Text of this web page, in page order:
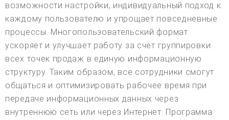
возможности настройки, индивидуальный подход к
каждому пользователю и упрощает повседневные
процессы. Многопользовательский формат
ускоряет и улучшает работу за счет группировки
всех точек продаж в единую информационную
структуру. Таким образом, все сотрудники смогут
общаться и оптимизировать рабочее время при
передаче информационных данных через
внутреннюю сеть или через Интернет. Программа